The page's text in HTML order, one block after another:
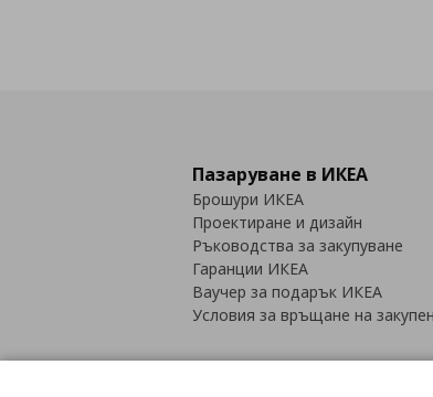
Пазаруване в ИКЕА
Брошури ИКЕА
Проектиране и дизайн
Ръководства за закупуване
Гаранции ИКЕА
Ваучер за подарък ИКЕА
Условия за връщане на